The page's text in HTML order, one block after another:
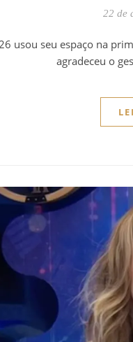
22 de
usou seu espaço na
agradeceu o